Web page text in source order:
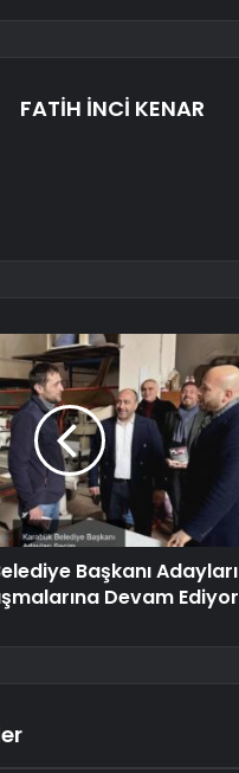
FATİH İNCİ KENAR
Başkanı Adayları
Devam Ediyor